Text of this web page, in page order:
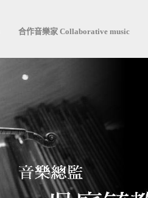
合作音樂家 Collaborative music